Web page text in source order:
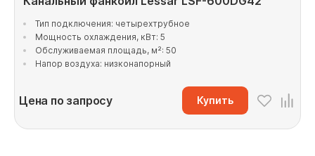
Тип подключения: четырехтрубное
Мощность охлаждения, кВт: 5
Обслуживаемая площадь, м²: 50
Напор воздуха: низконапорный
Цена по запросу Купить